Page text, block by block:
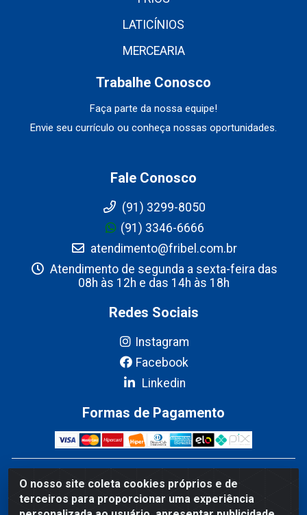
O nosso site coleta cookies próprios e de
terceiros para proporcionar uma experiência
LATICÍNIOS
MERCEARIA
Trabalhe Conosco
Faça parte da nossa equipe!
Envie seu currículo ou conheça nossas oportunidades.
Fale Conosco
(91) 3299-8050
(91) 3346-6666
atendimento@fribel.com.br
Atendimento de segunda a sexta-feira das
08h às 12h e das 14h às 18h
Redes Sociais
Instagram
Facebook
Linkedin
Formas de Pagamento
Fribel Comercio de Alimentos LTDA - Travessa Pedro
Marques de Mesquita, 707 - Bairro Centro, Marituba/PA -
CEP 67200-000 - CNPJ 06.035.543/0001-20